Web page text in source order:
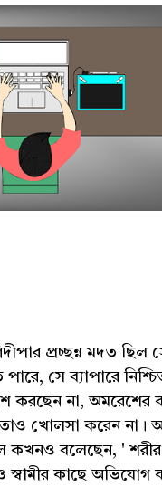
প্রচ্ছন্ন মদত
সে ব্যাপারে
করছেন না, অমরেশের
তাও খোলসা করেন না।
কখনও বলেছেন, '
স্বামীর কাছে অভিযোগ